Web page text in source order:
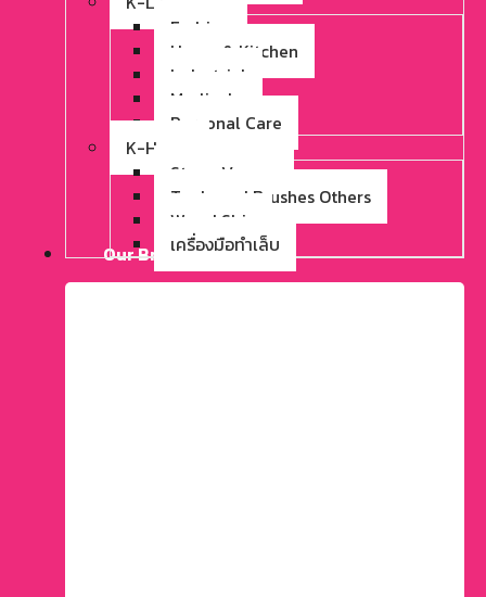
Fashion
Home & Kitchen
Industrial
Medical
Personal Care
K-Home
Stone Veneer
Tools and Brushes Others
Wood Ship
เครื่องมือทำเล็บ
Our Brand